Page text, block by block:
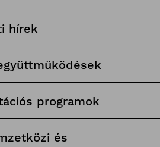
hírek
programok
és